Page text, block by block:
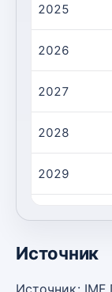
2025
2026
2027
2028
2029
Источник
Источник: IMF